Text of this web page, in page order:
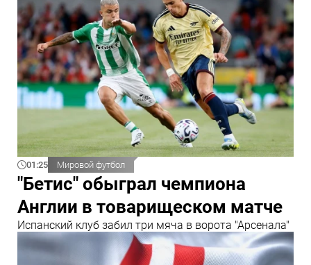
01:25 Мировой футбол
"Бетис" обыграл чемпиона
Англии в товарищеском матче
Испанский клуб забил три мяча в ворота "Арсенала"